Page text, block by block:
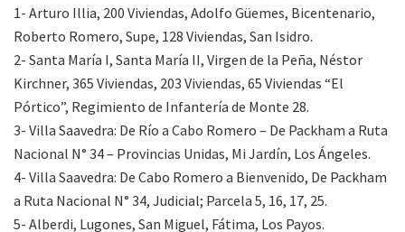
1- Arturo Illia, 200 Viviendas, Adolfo Güemes, Bicentenario,
Roberto Romero, Supe, 128 Viviendas, San Isidro.
2- Santa María I, Santa María II, Virgen de la Peña, Néstor
Kirchner, 365 Viviendas, 203 Viviendas, 65 Viviendas “El
Pórtico”, Regimiento de Infantería de Monte 28.
3- Villa Saavedra: De Río a Cabo Romero – De Packham a Ruta
Nacional N° 34 – Provincias Unidas, Mi Jardín, Los Ángeles.
4- Villa Saavedra: De Cabo Romero a Bienvenido, De Packham
a Ruta Nacional N° 34, Judicial; Parcela 5, 16, 17, 25.
5- Alberdi, Lugones, San Miguel, Fátima, Los Payos.